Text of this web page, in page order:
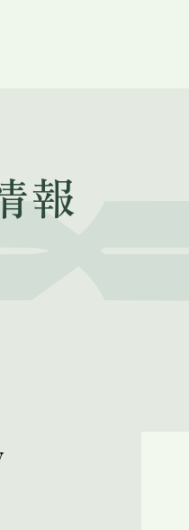
報